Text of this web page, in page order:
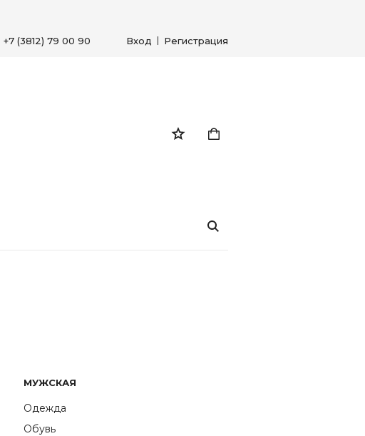
+7 (3812) 79 00 90 Вход Регистрация
МУЖСКАЯ
Одежда
Обувь